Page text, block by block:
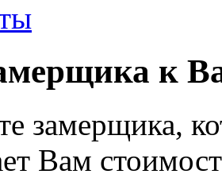
к
замерщика,
Вам